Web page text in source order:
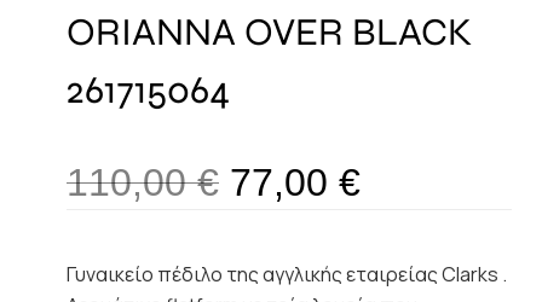
ORIANNA OVER BLACK
261715064
110,00€ 77,00 €
Γυναικείο πέδιλο της αγγλικής εταιρείας Clarks .